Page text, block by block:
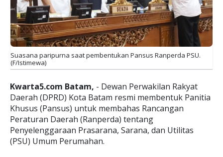
Suasana paripurna saat pembentukan Pansus Ranperda PSU.
(F/Istimewa)
Kwarta5.com Batam, - Dewan Perwakilan Rakyat
Daerah (DPRD) Kota Batam resmi membentuk Panitia
Khusus (Pansus) untuk membahas Rancangan
Peraturan Daerah (Ranperda) tentang
Penyelenggaraan Prasarana, Sarana, dan Utilitas
(PSU) Umum Perumahan.